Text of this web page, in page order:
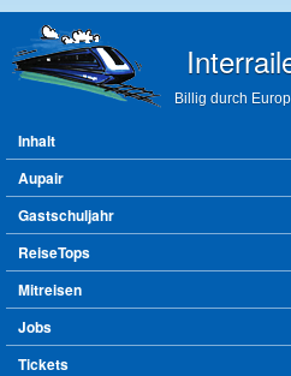
Billig durch
Hauptmenü
Inhalt
Aupair
Gastschuljahr
ReiseTops
Mitreisen
Jobs
Tickets